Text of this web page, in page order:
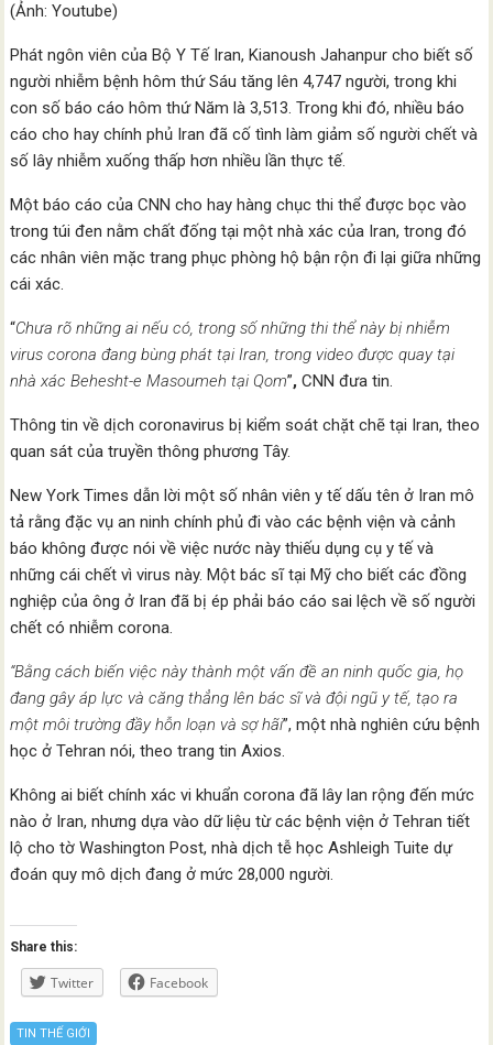
(Ảnh: Youtube)
Phát ngôn viên của Bộ Y Tế Iran, Kianoush Jahanpur cho biết số
người nhiễm bệnh hôm thứ Sáu tăng lên 4,747 người, trong khi
con số báo cáo hôm thứ Năm là 3,513. Trong khi đó, nhiều báo
cáo cho hay chính phủ Iran đã cố tình làm giảm số người chết và
số lây nhiễm xuống thấp hơn nhiều lần thực tế.
Một báo cáo của CNN cho hay hàng chục thi thể được bọc vào
trong túi đen nằm chất đống tại một nhà xác của Iran, trong đó
các nhân viên mặc trang phục phòng hộ bận rộn đi lại giữa những
cái xác.
“Chưa rõ những ai nếu có, trong số những thi thể này bị nhiễm
virus corona đang bùng phát tại Iran, trong video được quay tại
nhà xác Behesht-e Masoumeh tại Qom”,CNN đưa tin.
Thông tin về dịch coronavirus bị kiểm soát chặt chẽ tại Iran, theo
quan sát của truyền thông phương Tây.
New York Times dẫn lời một số nhân viên y tế dấu tên ở Iran mô
tả rằng đặc vụ an ninh chính phủ đi vào các bệnh viện và cảnh
báo không được nói về việc nước này thiếu dụng cụ y tế và
những cái chết vì virus này. Một bác sĩ tại Mỹ cho biết các đồng
nghiệp của ông ở Iran đã bị ép phải báo cáo sai lệch về số người
chết có nhiễm corona.
“Bằng cách biến việc này thành một vấn đề an ninh quốc gia, họ
đang gây áp lực và căng thẳng lên bác sĩ và đội ngũ y tế, tạo ra
một môi trường đầy hỗn loạn và sợ hãi”, một nhà nghiên cứu bệnh
học ở Tehran nói, theo trang tin Axios.
Không ai biết chính xác vi khuẩn corona đã lây lan rộng đến mức
nào ở Iran, nhưng dựa vào dữ liệu từ các bệnh viện ở Tehran tiết
lộ cho tờ Washington Post, nhà dịch tễ học Ashleigh Tuite dự
đoán quy mô dịch đang ở mức 28,000 người.
Share this:
Twitter Facebook
TIN THẾ GIỚI